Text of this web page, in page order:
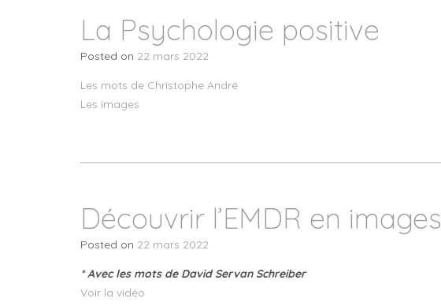
La Psychologie positive
Posted on 22 mars 2022
Les mots de Christophe André
Les images
Découvrir l’EMDR en images
Posted on 22 mars 2022
* Avec les mots de David Servan Schreiber
Voir la vidéo